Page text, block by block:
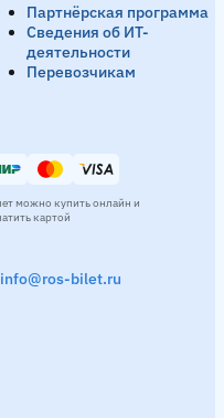
Партнёрская программа
Сведения об ИТ-
деятельности
Перевозчикам
info@ros-bilet.ru
можно купить онлайн и
картой